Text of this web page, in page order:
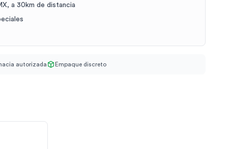
a 30km de distancia
autorizada Empaque discreto